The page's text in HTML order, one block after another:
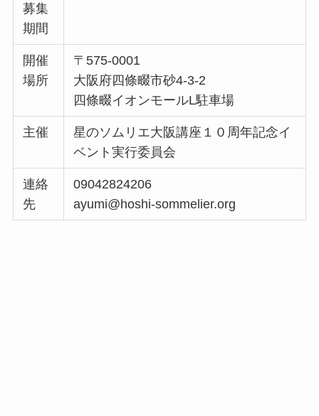
募集
期間
開催
場所
〒575-0001
大阪府四條畷市砂4-3-2
四條畷イオンモールL駐車場
主催
星のソムリエ大阪講座１０周年記念イ
ベント実行委員会
連絡
先
09042824206
ayumi@hoshi-sommelier.org